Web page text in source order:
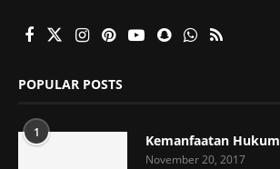
POPULAR POSTS
1 Kemanfaatan Hukum
November 20, 2017